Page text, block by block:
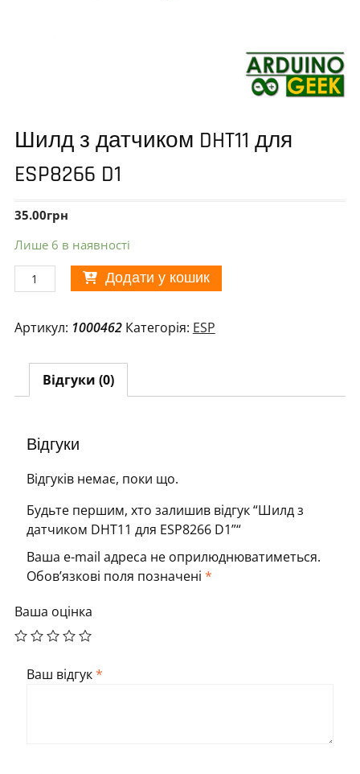
Шилд з датчиком DHT11 для
ESP8266 D1
35.00грн
Лише 6 в наявності
Шилд
з
DHT11
ESP8266
Додати у кошик
Артикул: 1000462 Категорія: ESP
Відгуки (0)
Відгуки
Відгуків немає, поки що.
Будьте першим, хто залишив відгук “Шилд з
датчиком DHT11 для ESP8266 D1”“
Ваша e-mail адреса не оприлюднюватиметься.
Обов’язкові поля позначені *
Ваша оцінка
Ваш відгук*